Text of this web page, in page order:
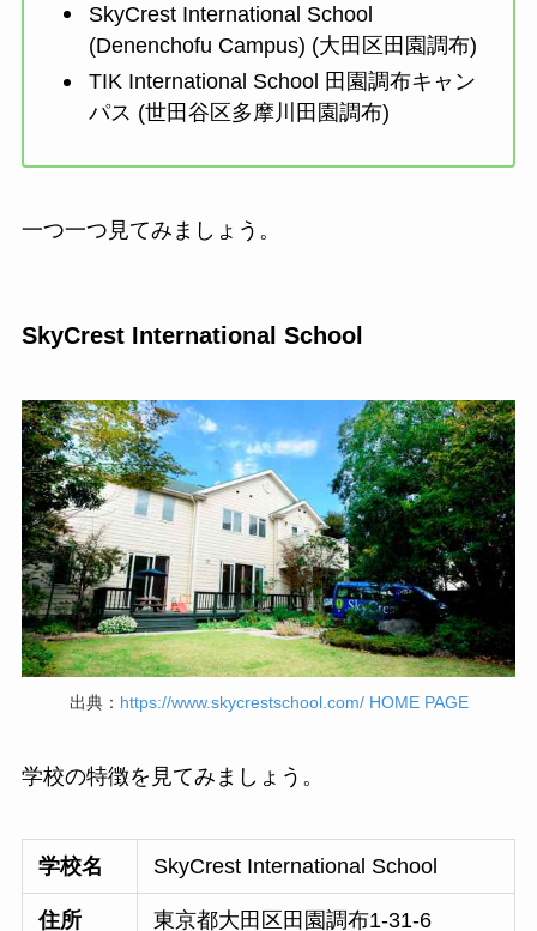
SkyCrest International School
(Denenchofu Campus) (大田区田園調布)
TIK International School 田園調布キャン
パス (世田谷区多摩川田園調布)
一つ一つ見てみましょう。
SkyCrest International School
出典： https://www.skycrestschool.com/ HOME PAGE
学校の特徴を見てみましょう。
学校名 SkyCrest International School
住所 東京都大田区田園調布1-31-6